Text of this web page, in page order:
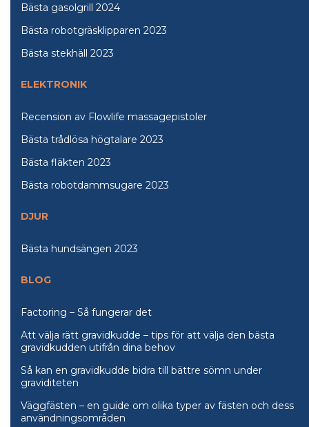
Bästa gasolgrill 2024
Bästa robotgräsklipparen 2023
Bästa stekhäll 2023
ELEKTRONIK
Recension av Flowlife massagepistoler
Bästa trådlösa högtalare 2023
Bästa fläkten 2023
Bästa robotdammsugare 2023
DJUR
Bästa hundsängen 2023
BLOG
Factoring – Så fungerar det
Att välja rätt gravidkudde – tips för att välja den bästa
gravidkudden utifrån dina behov
Så kan en gravidkudde bidra till bättre sömn under
graviditeten
Väggfästen – en guide om olika typer av fästen och dess
användningsområden